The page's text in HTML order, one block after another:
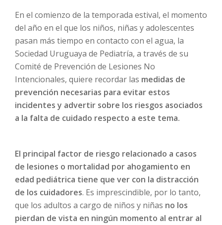
En el comienzo de la temporada estival, el momento
del año en el que los niños, niñas y adolescentes
pasan más tiempo en contacto con el agua, la
Sociedad Uruguaya de Pediatría, a través de su
Comité de Prevención de Lesiones No
Intencionales, quiere recordar las medidas de
prevención necesarias para evitar estos
incidentes y advertir sobre los riesgos asociados
a la falta de cuidado respecto a este tema.
El principal factor de riesgo relacionado a casos
de lesiones o mortalidad por ahogamiento en
edad pediátrica tiene que ver con la distracción
de los cuidadores. Es imprescindible, por lo tanto,
que los adultos a cargo de niños y niñas no los
pierdan de vista en ningún momento al entrar al